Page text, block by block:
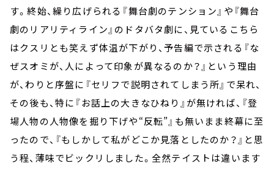
す。終始、繰り広げられる『舞台劇のテンション』や『舞台
劇のリアリティライン』のドタバタ劇に、見ているこちら
はクスリとも笑えず体温が下がり、予告編で示される『な
ぜスオミが、人によって印象が異なるのか？』という理由
が、わりと序盤に『セリフで説明されてしまう所』で呆れ、
その後も、特に『お話上の大きなひねり』が無ければ、『登
場人物の人物像を掘り下げや“反転”』も無いまま終幕に至
ったので、『もしかして私がどこか見落としたのか？』と思
う程、薄味でビックリしました。全然テイストは違います